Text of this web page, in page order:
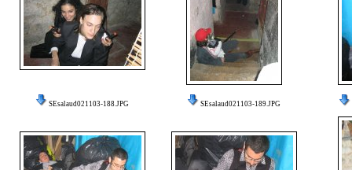
SEsalaud021103-188.JPG SEsalaud021103-189.JPG